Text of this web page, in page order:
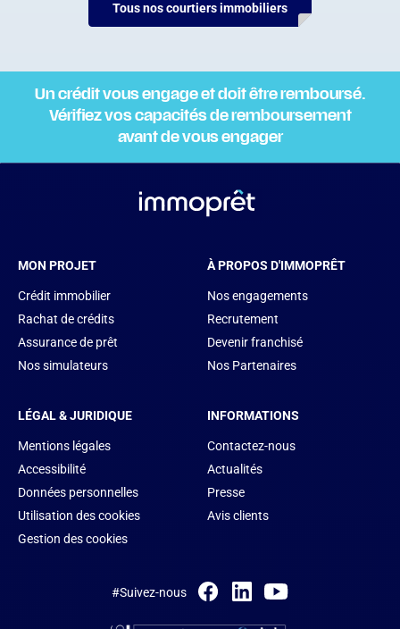
Tous nos courtiers immobiliers
Un crédit vous engage et doit être remboursé.
Vérifiez vos capacités de remboursement
avant de vous engager
MON PROJET
Crédit immobilier
Rachat de crédits
Assurance de prêt
Nos simulateurs
À PROPOS D'IMMOPRÊT
Nos engagements
Recrutement
Devenir franchisé
Nos Partenaires
LÉGAL & JURIDIQUE
Mentions légales
Accessibilité
Données personnelles
Utilisation des cookies
Gestion des cookies
INFORMATIONS
Contactez-nous
Actualités
Presse
Avis clients
#Suivez-nous